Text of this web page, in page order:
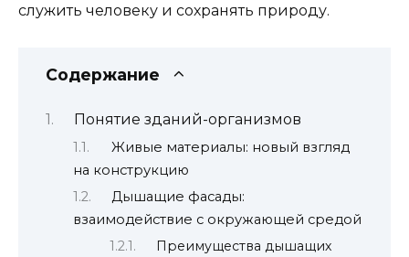
служить человеку и сохранять природу.
Содержание
Понятие зданий-организмов
Живые материалы: новый взгляд
на конструкцию
Дышащие фасады:
взаимодействие с окружающей средой
Преимущества дышащих